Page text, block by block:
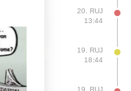
20. RUJ
13:44
19. RUJ
18:44
19. RUJ